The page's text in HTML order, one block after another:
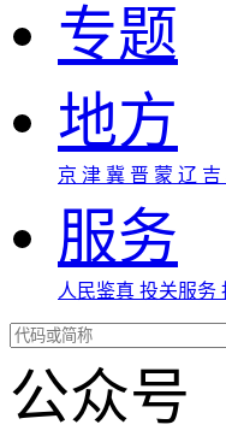
专题
地方
京 津 冀 晋 蒙 辽 吉
服务
人民鉴真 投关服务
公众号